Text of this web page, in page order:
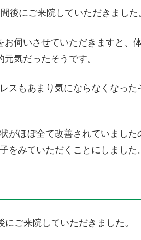
後にご来院していただきました
伺いさせていただきますと、
気だったそうです。
スもあまり気にならなくなった
がほぼ全て改善されていました
をみていただくことにしました。
ご来院していただきました。